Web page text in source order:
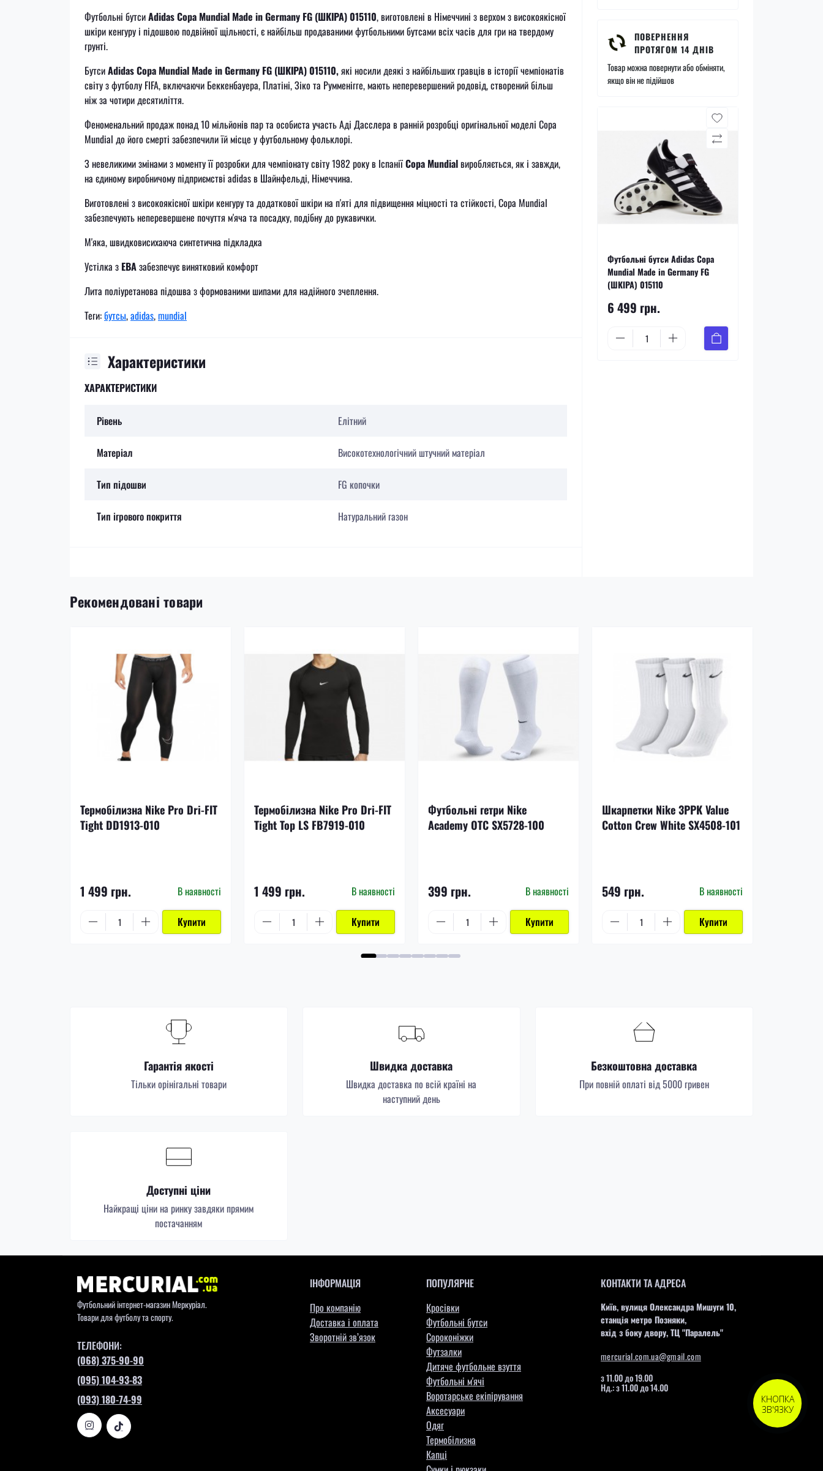
Футбольні бутсиAdidas Copa Mundial Made in Germany FG (ШКІРА) 015110, виготовлені в Німеччині з верхом з високоякісної
шкіри кенгуру і підошвою подвійної щільності, є найбільш продаваними футбольними бутсами всіх часів для гри на твердому
грунті.
БутсиAdidas Copa Mundial Made in Germany FG (ШКІРА) 015110,які носили деякі з найбільших гравців в історії чемпіонатів
світу з футболу FIFA, включаючи Беккенбауера, Платіні, Зіко та Румменігге, мають неперевершений родовід, створений більш
ніж за чотири десятиліття.
Феноменальний продаж понад 10 мільйонів пар та особиста участь Аді Дасслера в ранній розробці оригінальної моделі Copa
Mundial до його смерті забезпечили їй місце у футбольному фольклорі.
З невеликими змінами з моменту її розробки для чемпіонату світу 1982 року в ІспаніїCopa Mundialвиробляється, як і завжди,
на єдиному виробничому підприємстві adidas в Шайнфельді, Німеччина.
Виготовлені з високоякісної шкіри кенгуру та додаткової шкіри на п'яті для підвищення міцності та стійкості, Copa Mundial
забезпечують неперевершене почуття м'яча та посадку, подібну до рукавички.
М'яка, швидковисихаюча синтетична підкладка
Устілка з ЕВАзабезпечує винятковий комфорт
Лита поліуретанова підошва з формованими шипами для надійного зчеплення.
Теги:бутсы,adidas,mundial
Характеристики
ХАРАКТЕРИСТИКИ
Рівень Елітний
Матеріал Високотехнологічний штучний матеріал
Тип підошви FG копочки
Тип ігрового покриття Натуральний газон
ПОВЕРНЕННЯ
ПРОТЯГОМ 14 ДНІВ
Товар можна повернути або обміняти,
якщо він не підійшов
Футбольні бутси Adidas Copa
Mundial Made in Germany FG
(ШКІРА) 015110
6 499 грн.
Рекомендовані товари
Термобілизна Nike Pro Dri-FIT
Tight DD1913-010
1 499 грн. В наявності
Купити
Термобілизна Nike Pro Dri-FIT
Tight Top LS FB7919-010
1 499 грн. В наявності
Купити
Футбольні гетри Nike
Academy OTC SX5728-100
399 грн. В наявності
Купити
Шкарпетки Nike 3PPK Value
Cotton Crew White SX4508-101
549 грн. В наявності
Купити
Гарантія якості
Тільки орінігальні товари
Швидка доставка
Швидка доставка по всій країні на
наступний день
Безкоштовна доставка
При повній оплаті від 5000 гривен
Доступні ціни
Найкращі ціни на ринку завдяки прямим
постачанням
Футбольний інтернет-магазин Меркуріал.
Товари для футболу та спорту.
ТЕЛЕФОНИ:
(068) 375-90-90
(095) 104-93-83
(093) 180-74-99
ІНФОРМАЦІЯ
Про компанію
Доставка і оплата
Зворотній зв’язок
ПОПУЛЯРНЕ
Кросівки
Футбольні бутси
Сороконіжки
Футзалки
Дитяче футбольне взуття
Футбольні м'ячі
Воротарське екіпірування
Aксесуари
Одяг
Термобілизна
Капці
КОНТАКТИ ТА АДРЕСА
Київ, вулиця Олександра Мишуги 10,
станція метро Позняки,
вхід з боку двору, ТЦ "Паралель"
mercurial.com.ua@gmail.com
з 11.00 до 19.00
Нд.: з 11.00 до 14.00
КНОПКА
ЗВ'ЯЗКУ